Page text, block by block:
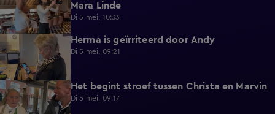
Mara Linde
Di 5 mei, 10:33
1:00 Herma is geïrriteerd door Andy
Di 5 mei, 09:21
0:25 Het begint stroef tussen Christa en Marvin
Di 5 mei, 09:17